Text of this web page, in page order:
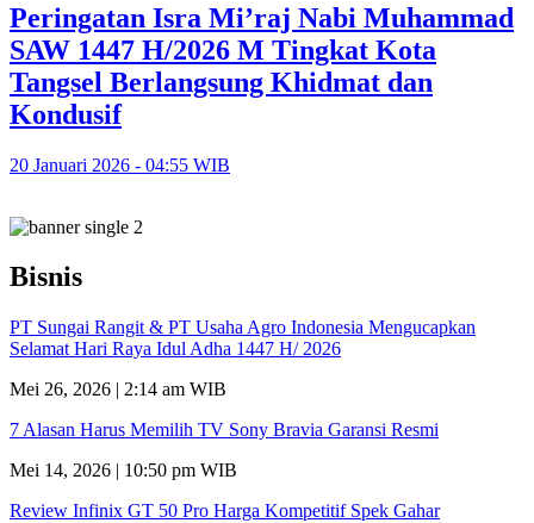
Peringatan Isra Mi’raj Nabi Muhammad
SAW 1447 H/2026 M Tingkat Kota
Tangsel Berlangsung Khidmat dan
Kondusif
20 Januari 2026 - 04:55 WIB
Bisnis
PT Sungai Rangit & PT Usaha Agro Indonesia Mengucapkan
Selamat Hari Raya Idul Adha 1447 H/ 2026
Mei 26, 2026 | 2:14 am WIB
7 Alasan Harus Memilih TV Sony Bravia Garansi Resmi
Mei 14, 2026 | 10:50 pm WIB
Review Infinix GT 50 Pro Harga Kompetitif Spek Gahar